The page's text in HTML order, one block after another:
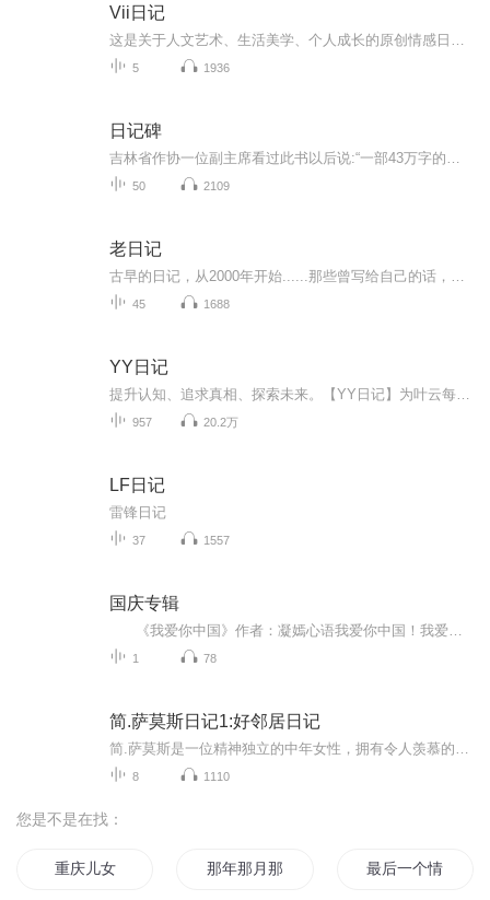
Vii日记
5 1936
日记碑
50 2109
老日记
45 1688
YY日记
957 20.2万
LF日记
雷锋日记
37 1557
国庆专辑
1 78
简.萨莫斯日记1:好邻居日记
8 1110
您是不是在找：
重庆儿女 那年那月那时节 最后一个情人节